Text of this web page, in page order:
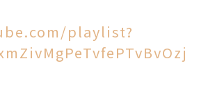
playlist?